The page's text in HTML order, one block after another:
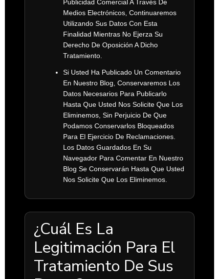
Publicidad Comercial A Través De
Medios Electrónicos, Continuaremos
Utilizando Sus Datos Con Esta
Finalidad Mientras No Ejerza Su
Derecho De Oposición A Dicho
Tratamiento.
Si Usted Ha Publicado Un Comentario
En Nuestro Blog, Conservaremos Los
Datos Necesarios Para Publicarlo
Hasta Que Usted Nos Solicite Que Los
Eliminemos, Sin Perjuicio De Que
Podamos Conservarlos Bloqueados
Para El Ejercicio De Reclamaciones.
Los Datos Guardados En Su
Navegador Para Comentar En Nuestro
Blog Se Conservarán Hasta Que Usted
Nos Solicite Que Los Eliminemos.
¿Cuál Es La
Legitimación Para El
Tratamiento De Sus